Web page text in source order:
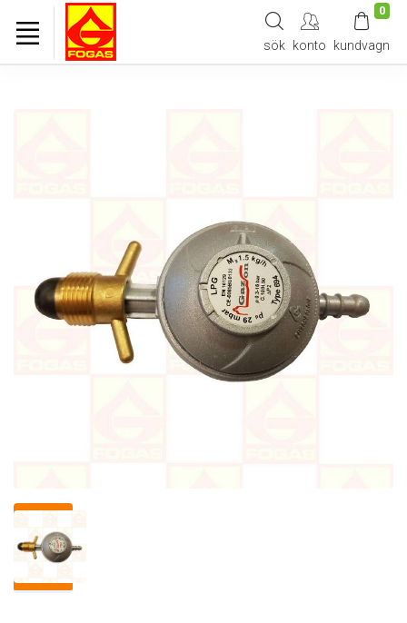
sök konto
0
kundvagn